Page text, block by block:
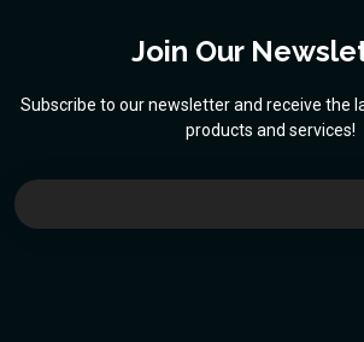
Join Our
Subscribe to our newsletter and receive the
products and services!